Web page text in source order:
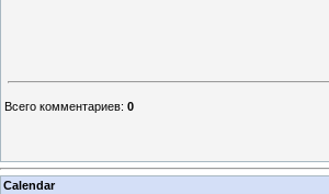
Всего комментариев: 0
Calendar